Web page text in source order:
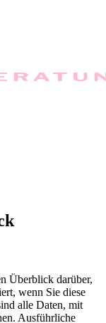
Überblick darüber,
wenn Sie diese
alle Daten, mit
Ausführliche